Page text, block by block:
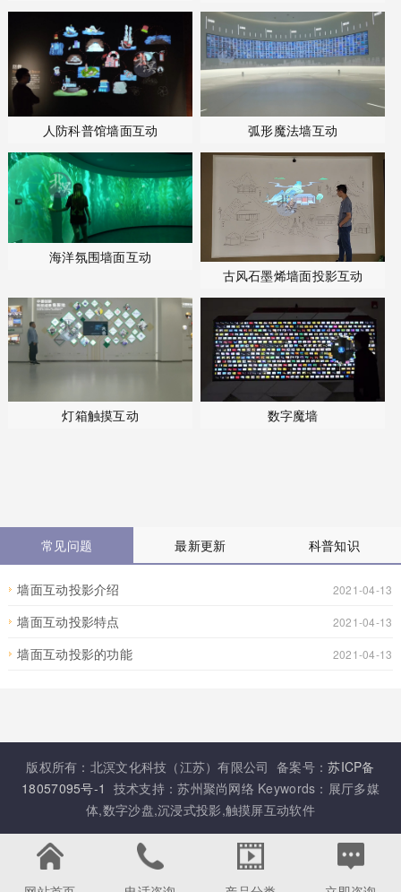
人防科普馆墙面互动 弧形魔法墙互动
海洋氛围墙面互动
古风石墨烯墙面投影互动
灯箱触摸互动 数字魔墙
常见问题 最新更新 科普知识
2021-04-13
墙面互动投影介绍
2021-04-13
墙面互动投影特点
2021-04-13
墙面互动投影的功能
版权所有：北溟文化科技（江苏）有限公司 备案号：苏ICP备
18057095号-1 技术支持：苏州聚尚网络 Keywords：展厅多媒
体,数字沙盘,沉浸式投影,触摸屏互动软件